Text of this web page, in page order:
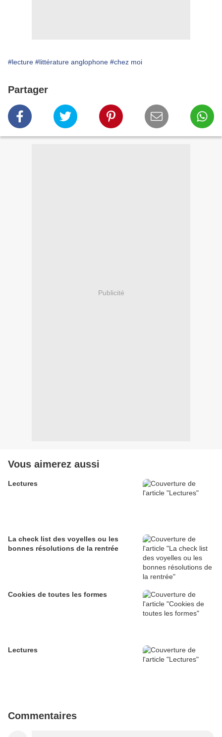
#lecture #littérature anglophone #chez moi
Partager
Publicité
Vous aimerez aussi
Lectures
La check list des voyelles ou les
bonnes résolutions de la rentrée
Cookies de toutes les formes
Lectures
Commentaires